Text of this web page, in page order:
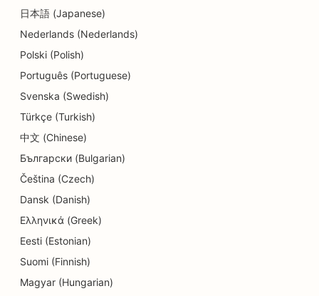
熟食店搜索引擎优化
餐厅搜索引擎优化
细节店铺的搜索引擎优化
甜甜圈店的搜索引擎优化
干洗店搜索引擎优化
电工的搜索引擎优化
电子产品商店的搜索引擎优化
牙髓病学家的搜索引擎优化
日本語 (Japanese)
Nederlands (Nederlands)
Polski (Polish)
Português (Portuguese)
Svenska (Swedish)
Türkçe (Turkish)
中文 (Chinese)
Български (Bulgarian)
Čeština (Czech)
Dansk (Danish)
Ελληνικά (Greek)
Eesti (Estonian)
Suomi (Finnish)
Magyar (Hungarian)